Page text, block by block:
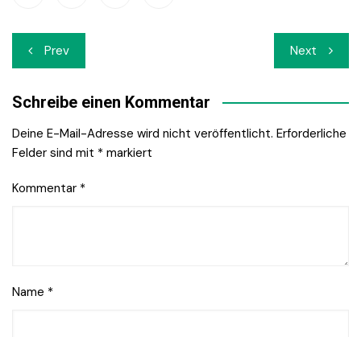
Beitrags-
Navigation
Prev Next
Schreibe einen Kommentar
Deine E-Mail-Adresse wird nicht veröffentlicht. Erforderliche
Felder sind mit * markiert
Kommentar *
Name *